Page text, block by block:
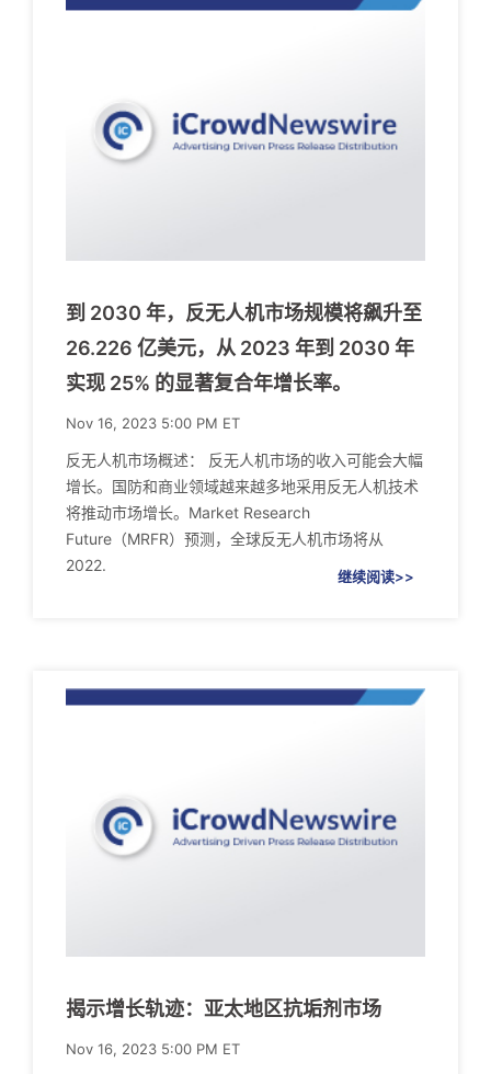
到 2030 年，反无人机市场规模将飙升至
26.226 亿美元，从 2023 年到 2030 年
实现 25% 的显著复合年增长率。
Nov 16, 2023 5:00 PM ET
反无人机市场概述： 反无人机市场的收入可能会大幅
增长。国防和商业领域越来越多地采用反无人机技术
将推动市场增长。Market Research
Future（MRFR）预测，全球反无人机市场将从
2022.
继续阅读>>
揭示增长轨迹：亚太地区抗垢剂市场
Nov 16, 2023 5:00 PM ET